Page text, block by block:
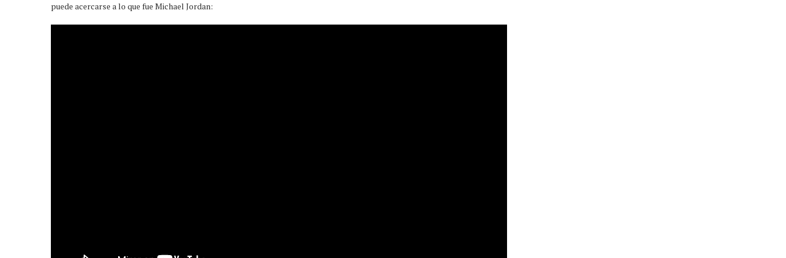
puede acercarse a lo que fue Michael Jordan: